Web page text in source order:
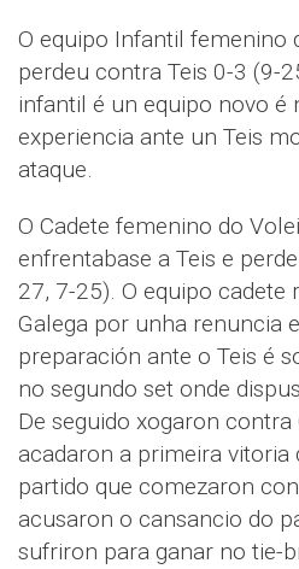
O equipo Infantil femenino
perdeu contra Teis 0-3 (9-
infantil é un equipo novo é
experiencia ante un Teis
ataque.
O Cadete femenino do
enfrentabase a Teis e
27, 7-25). O equipo cadete
Galega por unha renuncia
preparación ante o Teis é
no segundo set onde
De seguido xogaron contra
acadaron a primeira vitoria
partido que comezaron
acusaron o cansancio do
sufriron para ganar no tie-